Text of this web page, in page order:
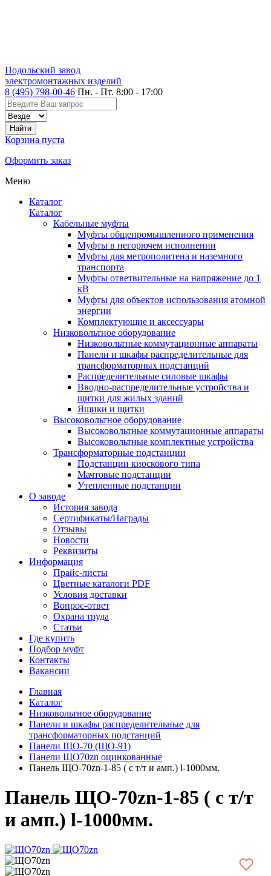
Подольский завод
электромонтажных изделий
8 (495) 798-00-46 Пн. - Пт. 8:00 - 17:00
Корзина пуста
Оформить заказ
Меню
Каталог
Каталог
Кабельные муфты
Муфты общепромышленного применения
Муфты в негорючем исполнении
Муфты для метрополитена и наземного
транспорта
Муфты ответвительные на напряжение до 1
кВ
Муфты для объектов использования атомной
энергии
Комплектующие и аксессуары
Низковольтное оборудование
Низковольтные коммутационные аппараты
Панели и шкафы распределительные для
трансформаторных подстанций
Распределительные силовые шкафы
Вводно-распределительные устройства и
щитки для жилых зданий
Ящики и щитки
Высоковольтное оборудование
Высоковольтные коммутационные аппараты
Высоковольтные комплектные устройства
Трансформаторные подстанции
Подстанции киоскового типа
Мачтовые подстанции
Утепленные подстанции
О заводе
История завода
Сертификаты/Награды
Отзывы
Новости
Реквизиты
Информация
Прайс-листы
Цветные каталоги PDF
Условия доставки
Вопрос-ответ
Охрана труда
Статьи
Где купить
Подбор муфт
Контакты
Вакансии
Главная
Каталог
Низковольтное оборудование
Панели и шкафы распределительные для
трансформаторных подстанций
Панели ЩО-70 (ЩО-91)
Панели ЩО70zn оцинкованные
Панель ЩО-70zn-1-85 ( с т/т и амп.) l-1000мм.
Панель ЩО-70zn-1-85 ( с т/т
и амп.) l-1000мм.